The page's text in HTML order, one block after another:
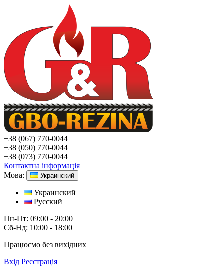
+38 (067) 770-0044
+38 (050) 770-0044
+38 (073) 770-0044
Контактна інформація
Мова:
Украинский
Украинский
Русский
Пн-Пт: 09:00 - 20:00
Сб-Нд: 10:00 - 18:00
Працюємо без вихідних
Вхід Реєстрація